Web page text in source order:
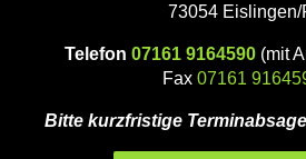
73054 Eislingen/
Telefon 07161 9164590 (mit
Fax 07161
Bitte kurzfristige